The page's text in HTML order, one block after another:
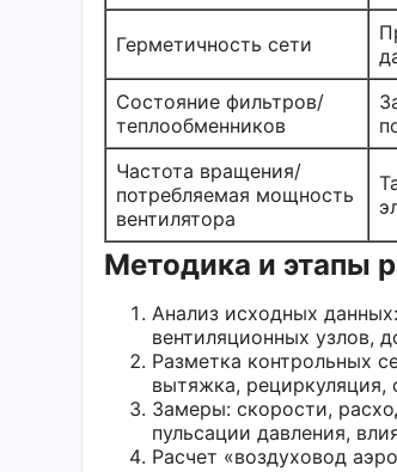
Герметичность сети
Состояние фильтров/
теплообменников
Частота вращения/
потребляемая мощность
вентилятора
Методика и этапы
Анализ исходных
вентиляционных узлов,
Разметка контрольных
вытяжка, рециркуляция,
Замеры: скорости,
пульсации давления,
Расчет «воздуховод